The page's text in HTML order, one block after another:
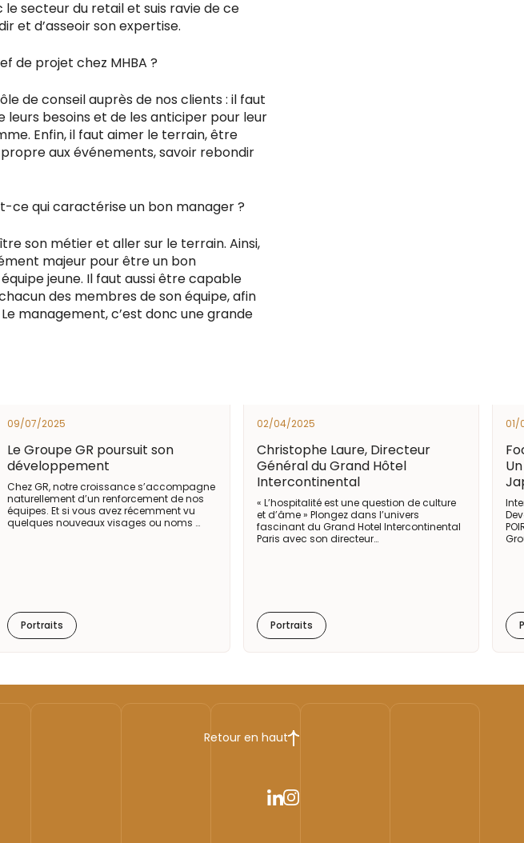
le secteur du retail et suis ravie de ce
et d’asseoir son expertise.
de projet chez MHBA ?
de conseil auprès de nos clients : il faut
besoins et de les anticiper pour leur
Enfin, il faut aimer le terrain, être
aux événements, savoir rebondir
ce qui caractérise un bon manager ?
son métier et aller sur le terrain. Ainsi,
majeur pour être un bon
jeune. Il faut aussi être capable
des membres de son équipe, afin
management, c’est donc une grande
09/07/2025
Le Groupe GR poursuit son
développement
Chez GR, notre croissance s’accompagne
naturellement d’un renforcement de nos
équipes. Et si vous avez récemment vu
quelques nouveaux visages ou noms …
Portraits
02/04/2025
Christophe Laure, Directeur
Général du Grand Hôtel
Intercontinental
« L’hospitalité est une question de culture
et d’âme » Plongez dans l’univers
fascinant du Grand Hotel Intercontinental
Paris avec son directeur…
Portraits
Retour en haut